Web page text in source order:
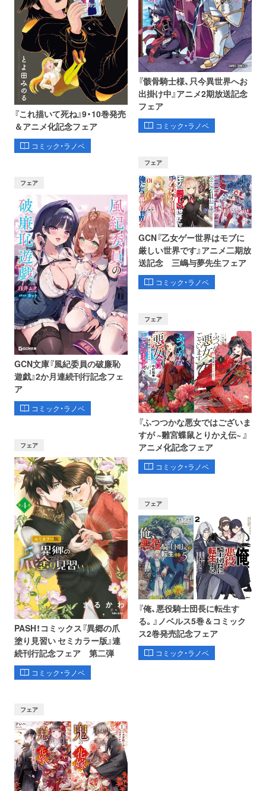
『これ描いて死ね』9・10巻発売
＆アニメ化記念フェア
コミック・ラノベ
『骸骨騎士様、只今異世界へお
出掛け中』アニメ2期放送記念
フェア
コミック・ラノベ
フェア
GCN文庫『風紀委員の破廉恥
遊戯』2か月連続刊行記念フェ
ア
コミック・ラノベ
フェア
GCN『乙女ゲー世界はモブに
厳しい世界です』アニメ二期放
送記念 三嶋与夢先生フェア
コミック・ラノベ
フェア
PASH！コミックス『異郷の爪
塗り見習い セミカラー版』連
続刊行記念フェア 第二弾
コミック・ラノベ
フェア
『ふつつかな悪女ではございま
すが ~雛宮蝶鼠とりかえ伝~ 』
アニメ化記念フェア
コミック・ラノベ
フェア
フェア
『俺、悪役騎士団長に転生す
る。』ノベルス5巻＆コミック
ス2巻発売記念フェア
コミック・ラノベ